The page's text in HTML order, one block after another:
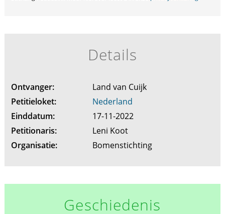
Details
Ontvanger:
Land van Cuijk
Petitieloket:
Nederland
Einddatum:
17-11-2022
Petitionaris:
Leni Koot
Organisatie:
Bomenstichting
Geschiedenis